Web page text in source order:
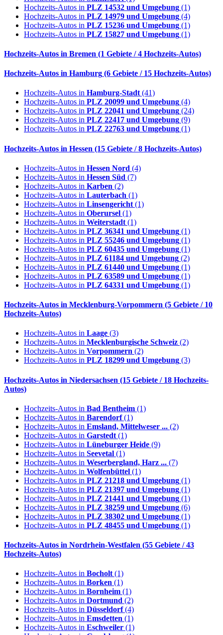
Hochzeits-Autos in PLZ 14532 und Umgebung (1)
Hochzeits-Autos in PLZ 14979 und Umgebung (4)
Hochzeits-Autos in PLZ 15236 und Umgebung (1)
Hochzeits-Autos in PLZ 15827 und Umgebung (1)
Hochzeits-Autos in Bremen (1 Gebiete / 4 Hochzeits-Autos)
Hochzeits-Autos in Hamburg (6 Gebiete / 15 Hochzeits-Autos)
Hochzeits-Autos in Hamburg-Stadt (41)
Hochzeits-Autos in PLZ 20099 und Umgebung (4)
Hochzeits-Autos in PLZ 22041 und Umgebung (24)
Hochzeits-Autos in PLZ 22417 und Umgebung (9)
Hochzeits-Autos in PLZ 22763 und Umgebung (1)
Hochzeits-Autos in Hessen (15 Gebiete / 8 Hochzeits-Autos)
Hochzeits-Autos in Hessen Nord (4)
Hochzeits-Autos in Hessen Süd (7)
Hochzeits-Autos in Karben (2)
Hochzeits-Autos in Lauterbach (1)
Hochzeits-Autos in Linsengericht (1)
Hochzeits-Autos in Oberursel (1)
Hochzeits-Autos in Weiterstadt (1)
Hochzeits-Autos in PLZ 36341 und Umgebung (1)
Hochzeits-Autos in PLZ 55246 und Umgebung (1)
Hochzeits-Autos in PLZ 60435 und Umgebung (1)
Hochzeits-Autos in PLZ 61184 und Umgebung (2)
Hochzeits-Autos in PLZ 61440 und Umgebung (1)
Hochzeits-Autos in PLZ 63589 und Umgebung (1)
Hochzeits-Autos in PLZ 64331 und Umgebung (1)
Hochzeits-Autos in Mecklenburg-Vorpommern (5 Gebiete / 10
Hochzeits-Autos)
Hochzeits-Autos in Laage (3)
Hochzeits-Autos in Mecklenburgische Schweiz (2)
Hochzeits-Autos in Vorpommern (2)
Hochzeits-Autos in PLZ 18299 und Umgebung (3)
Hochzeits-Autos in Niedersachsen (15 Gebiete / 18 Hochzeits-
Autos)
Hochzeits-Autos in Bad Bentheim (1)
Hochzeits-Autos in Barendorf(1)
Hochzeits-Autos in Emsland, Mittelweser ... (2)
Hochzeits-Autos in Garstedt (1)
Hochzeits-Autos in Lüneburger Heide (9)
Hochzeits-Autos in Seevetal (1)
Hochzeits-Autos in Weserbergland, Harz ... (7)
Hochzeits-Autos in Wolfenbüttel (1)
Hochzeits-Autos in PLZ 21218 und Umgebung (1)
Hochzeits-Autos in PLZ 21397 und Umgebung (1)
Hochzeits-Autos in PLZ 21441 und Umgebung (1)
Hochzeits-Autos in PLZ 38259 und Umgebung (6)
Hochzeits-Autos in PLZ 38302 und Umgebung (1)
Hochzeits-Autos in PLZ 48455 und Umgebung (1)
Hochzeits-Autos in Nordrhein-Westfalen (55 Gebiete / 43
Hochzeits-Autos)
Hochzeits-Autos in Bocholt(1)
Hochzeits-Autos in Borken (1)
Hochzeits-Autos in Bornheim (1)
Hochzeits-Autos in Dortmund (2)
Hochzeits-Autos in Düsseldorf(4)
Hochzeits-Autos in Emsdetten (1)
Hochzeits-Autos in Eschweiler (1)